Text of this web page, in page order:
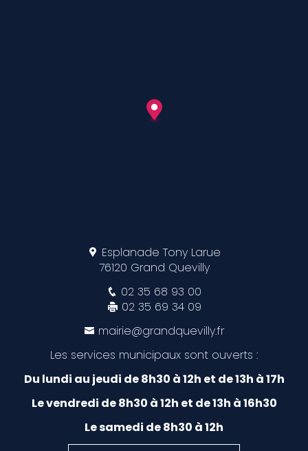
Esplanade Tony Larue
76120 Grand Quevilly
02 35 68 93 00
02 35 69 34 09
mairie@grandquevilly.fr
Les services municipaux sont ouverts :
Du lundi au jeudi de 8h30 à 12h et de 13h à 17h
Le vendredi de 8h30 à 12h et de 13h à 16h30
Le samedi de 8h30 à 12h